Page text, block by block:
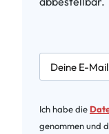
Ich habe die
genommen und